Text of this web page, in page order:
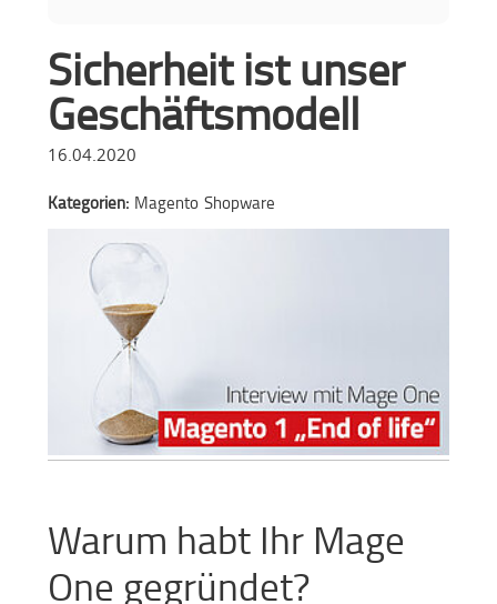
Sicherheit ist unser
Geschäftsmodell
16.04.2020
Kategorien: Magento Shopware
Warum habt Ihr Mage
One gegründet?